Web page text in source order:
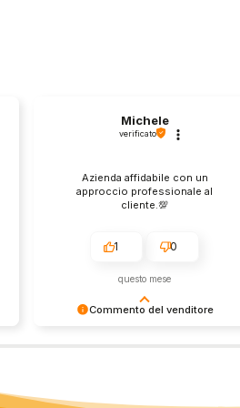
Commento del venditore
come te. Saluti, personale del
Michele
verificato
Azienda affidabile con un
approccio professionale al
cliente.💯
1 0
questo mese